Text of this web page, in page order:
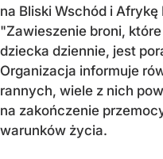
na Bliski Wschód i Afrykę
"Zawieszenie broni,
dziecka dziennie, jest
Organizacja informuje
rannych, wiele z nich
na zakończenie
warunków życia.